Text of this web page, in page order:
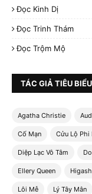
Đọc Kinh Dị
Đọc Trinh Thám
Đọc Trộm Mộ
TÁC GIẢ TIÊU BIỂU
Agatha Christie
Cố Mạn Cửu Lộ Phi
Diệp Lạc Vô Tâm
Ellery Queen
Lôi Mễ Lý Tây Mân